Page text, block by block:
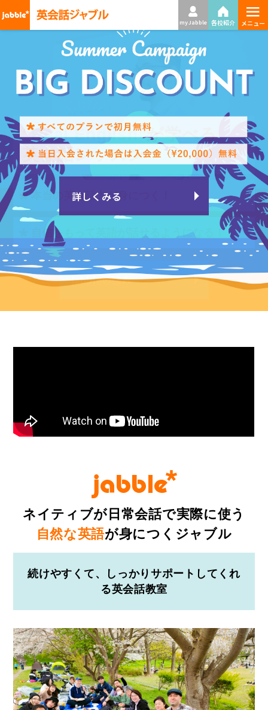
my Jabble 各校紹介 ≡
メニュー
詳しくみる
“Real English”が学べる
英会話レッスン
本当の英会話⼒が⾝につく！
⾃信をもって英語が話せるようになる！
jabbleの強み
無料体験レッスン
お申し込み受付中！
実際のレッスンを無料で体験！
外国人講師によるマンツーマンレッスン！
無料体験レッスン
エリアNo.１の通いやすさを
⽬指して！
首都圏の各主要駅から徒歩４分以内！
安心の月謝制で始めやすく、続けやすい！
各校紹介
ネイティブが⽇常会話で実際に使う
⾃然な英語が⾝につくジャブル
続けやすくて、しっかりサポートしてくれ
る英会話教室